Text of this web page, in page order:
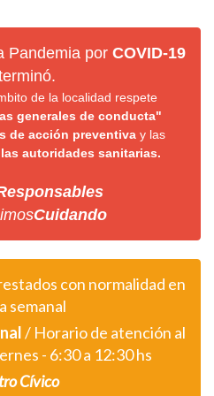
Pandemia por COVID-19
de la localidad respete
generales de conducta"
de acción preventiva y las
autoridades sanitarias.
Cuidando
con normalidad en
semanal
/ Horario de atención al
- 6:30 a 12:30 hs
Cívico